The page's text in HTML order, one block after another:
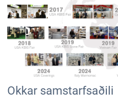
Okkar samstarfsaðili